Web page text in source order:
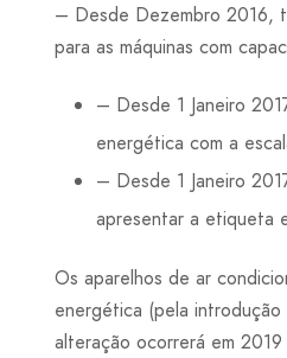
– Desde Dezembro 2016,
para as máquinas com
– Desde 1 Janeiro
energética com a
– Desde 1 Janeiro
apresentar a etiqueta
Os aparelhos de ar
energética (pela
alteração ocorrerá em